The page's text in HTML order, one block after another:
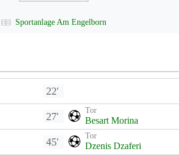
Sportanlage Am Engelborn
22'
27'
Tor
Besart Morina
45'
Tor
Dzenis Dzaferi